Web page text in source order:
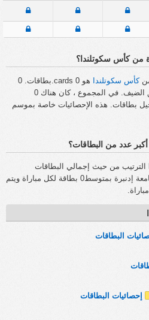
من كأس سكوتلندا؟
كأس سكوتلندا
هو 0 cards.بطاقات. 0
بطاقات للفريق المضيف و 0 للفريق الضيف. في المجموع ، كان هناك 0
تم تسجيل بطاقات. هذه الإحصائيات خاصة بموسم
عدد من البطاقات؟
الترتيب من حيث إجمالي البطاقات
المحجوزة أثناء المباراة. يتم حجز جامعة إدنبرة بمتوسط0 بطاقة لكل مباراة ويتم
البطاقات
إحصائيات البطاقات